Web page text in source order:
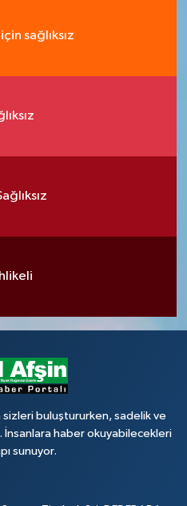
sağlıksız
sizleri buluştururken, sadelik ve
haber okuyabilecekleri
sunuyor.